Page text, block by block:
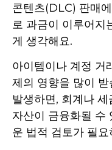
콘텐츠(DLC) 판매
로 과금이 이루어지
게 생각해요.
아이템이나 계정 거
제의 영향을 많이
발생하면, 회계나
자산이 금융화될 수
운 법적 검토가 필